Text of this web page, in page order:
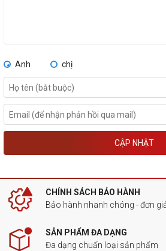
Anh chị
CẬP NHẬT
CHÍNH SÁCH BẢO HÀNH
Bảo hành nhanh chóng - đơn
SẢN PHẨM ĐA DẠNG
Đa dạng chuẩn loại sản phẩm